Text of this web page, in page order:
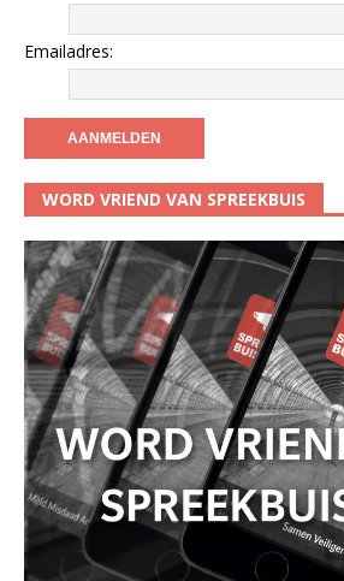
Emailadres:
WORD VRIEND VAN SPREEKBUIS